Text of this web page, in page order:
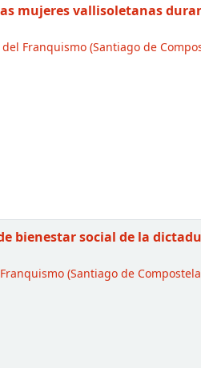
mujeres vallisoletanas
Franquismo(Santiago de
bienestar social de la
(Santiago de